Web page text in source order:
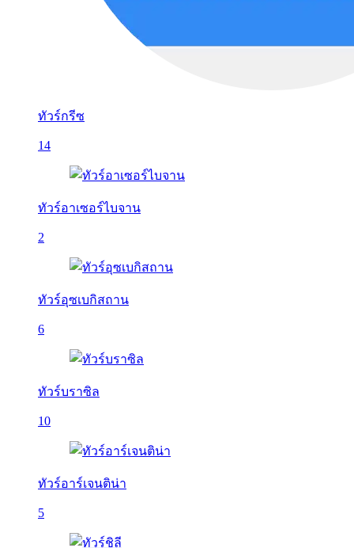
ทัวร์กรีซ
14
ทัวร์อาเซอร์ไบจาน
2
ทัวร์อุซเบกิสถาน
6
ทัวร์บราซิล
10
ทัวร์อาร์เจนติน่า
5